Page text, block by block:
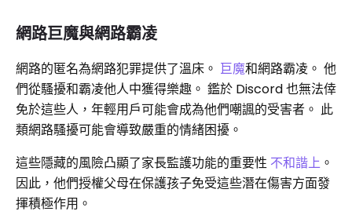
網路巨魔與網路霸凌
網路的匿名為網路犯罪提供了溫床。 巨魔和網路霸凌。 他
們從騷擾和霸凌他人中獲得樂趣。 鑑於 Discord 也無法倖
免於這些人，年輕用戶可能會成為他們嘲諷的受害者。 此
類網路騷擾可能會導致嚴重的情緒困擾。
這些隱藏的風險凸顯了家長監護功能的重要性 不和諧上 。
因此，他們授權父母在保護孩子免受這些潛在傷害方面發
揮積極作用。